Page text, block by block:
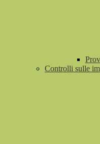
Controlli sulle